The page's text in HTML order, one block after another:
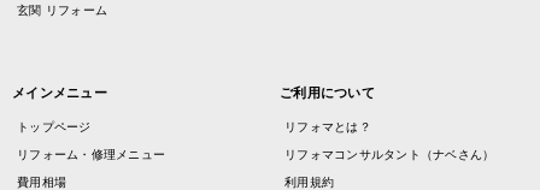
玄関 リフォーム
メインメニュー
トップページ
リフォーム・修理メニュー
費用相場
ご利用について
リフォマとは？
リフォマコンサルタント（ナベさん）
利用規約